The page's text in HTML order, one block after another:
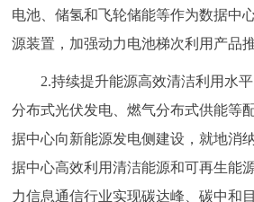
电池、储氢和飞轮储能等作为数据中
源装置，加强动力电池梯次利用产品
2.持续提升能源高效清洁利用水平
分布式光伏发电、燃气分布式供能等
据中心向新能源发电侧建设，就地消
据中心高效利用清洁能源和可再生能
力信息通信行业实现碳达峰、碳中和目